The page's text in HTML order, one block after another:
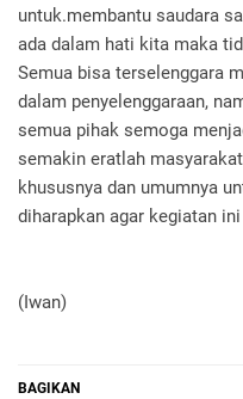
untuk.membantu saudara
ada dalam hati kita maka
Semua bisa terselenggara
dalam penyelenggaraan,
semua pihak semoga
semakin eratlah
khususnya dan umumnya
diharapkan agar kegiatan
(Iwan)
BAGIKAN